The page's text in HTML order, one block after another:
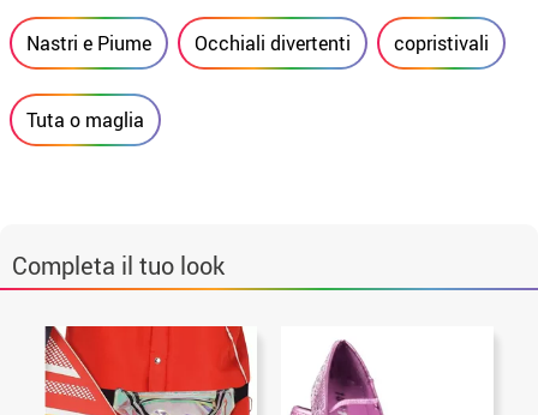
Nastri e Piume Occhiali divertenti copristivali
Tuta o maglia
Completa il tuo look